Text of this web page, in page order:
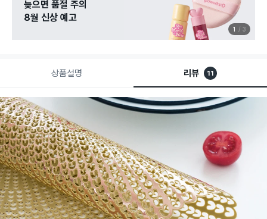
늦으면 품절 주의
8월 신상 예고
1 3
상품설명 리뷰 11